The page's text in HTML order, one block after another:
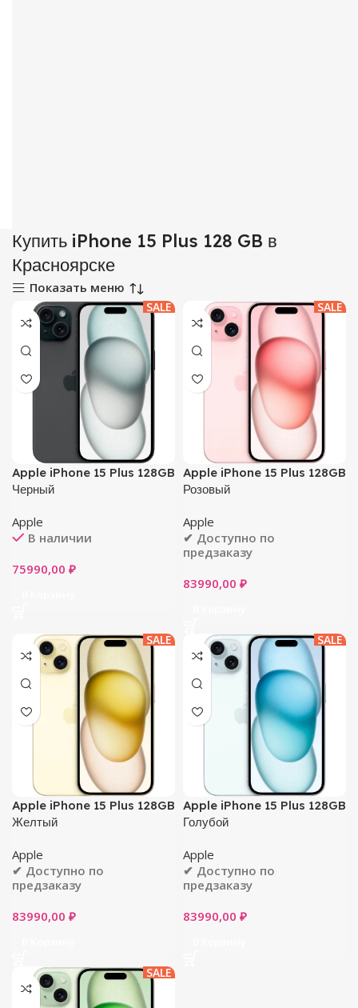
Купить iPhone 15 Plus 128 GB в
Красноярске
Показать меню
SALE
Apple iPhone 15 Plus 128GB
Черный
Apple
В наличии
75990,00 ₽
SALE
Apple iPhone 15 Plus 128GB
Розовый
Apple
✔ Доступно по
предзаказу
83990,00 ₽
SALE
Apple iPhone 15 Plus 128GB
Желтый
Apple
✔ Доступно по
предзаказу
83990,00 ₽
SALE
Apple iPhone 15 Plus 128GB
Голубой
Apple
✔ Доступно по
предзаказу
83990,00 ₽
SALE